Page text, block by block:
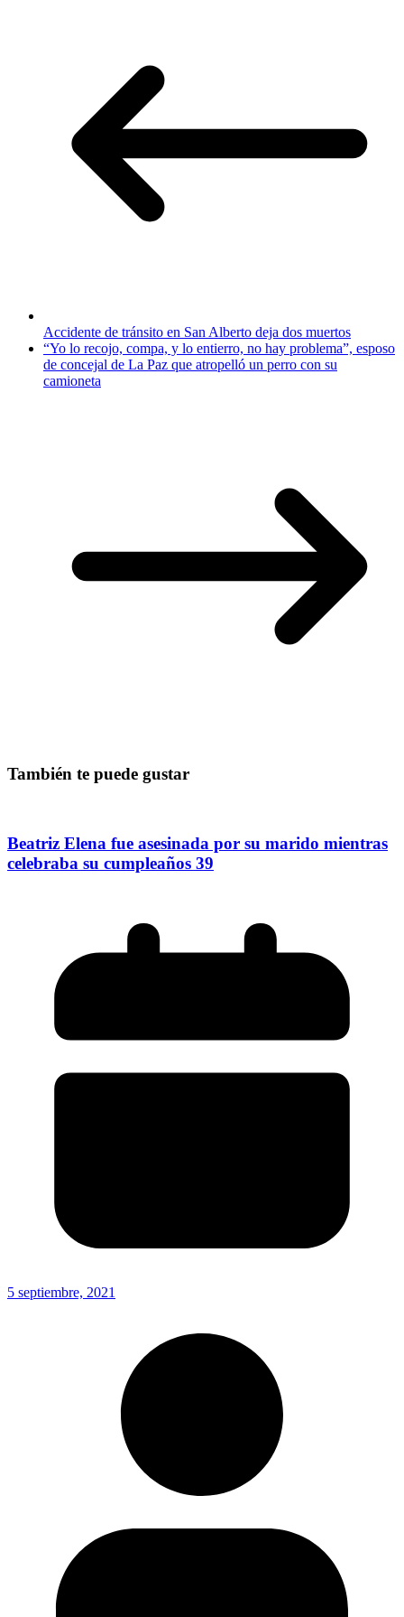
Accidente de tránsito en San Alberto deja dos muertos
“Yo lo recojo, compa, y lo entierro, no hay problema”, esposo
de concejal de La Paz que atropelló un perro con su
camioneta
También te puede gustar
Beatriz Elena fue asesinada por su marido mientras
celebraba su cumpleaños 39
5 septiembre, 2021